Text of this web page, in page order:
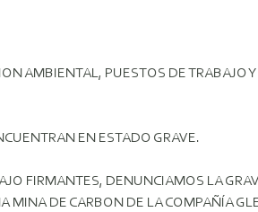
AMBIENTAL, PUESTOS DE TRABAJO
EN ESTADO GRAVE.
FIRMANTES, DENUNCIAMOS LA
DE CARBON DE LA COMPAÑÍA